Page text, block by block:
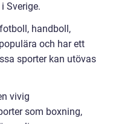
Sverige.
handboll,
och har ett
sporter kan utövas
vivig
som boxning,